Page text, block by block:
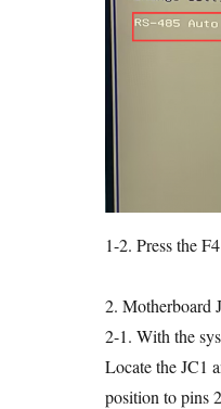
1-2. Press the
2. Motherboard
2-1. With the
Locate the JC1
position to pins